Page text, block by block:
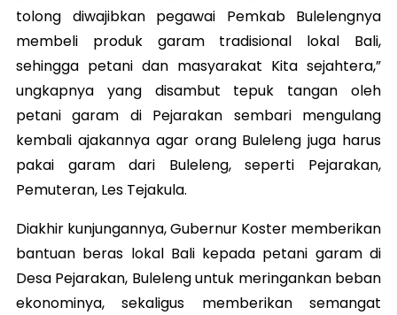
tolong diwajibkan pegawai Pemkab Bulelengnya
membeli produk garam tradisional lokal Bali,
sehingga petani dan masyarakat Kita sejahtera,”
ungkapnya yang disambut tepuk tangan oleh
petani garam di Pejarakan sembari mengulang
kembali ajakannya agar orang Buleleng juga harus
pakai garam dari Buleleng, seperti Pejarakan,
Pemuteran, Les Tejakula.
Diakhir kunjungannya, Gubernur Koster memberikan
bantuan beras lokal Bali kepada petani garam di
Desa Pejarakan, Buleleng untuk meringankan beban
ekonominya, sekaligus memberikan semangat